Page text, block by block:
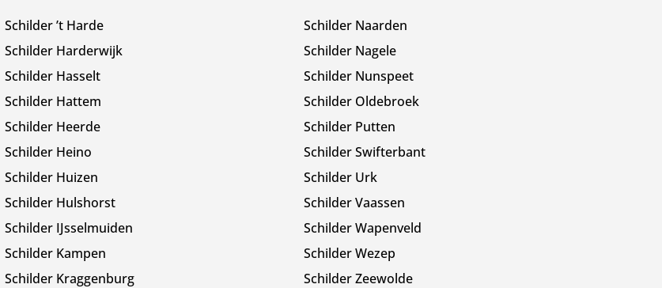
Schilder ’t Harde
Schilder Harderwijk
Schilder Hasselt
Schilder Hattem
Schilder Heerde
Schilder Heino
Schilder Huizen
Schilder Hulshorst
Schilder IJsselmuiden
Schilder Kampen
Schilder Kraggenburg
Schilder Naarden
Schilder Nagele
Schilder Nunspeet
Schilder Oldebroek
Schilder Putten
Schilder Swifterbant
Schilder Urk
Schilder Vaassen
Schilder Wapenveld
Schilder Wezep
Schilder Zeewolde